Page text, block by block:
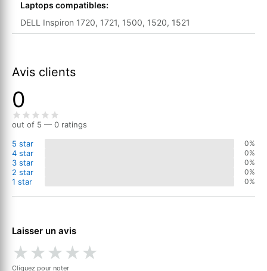
Laptops compatibles:
DELL Inspiron 1720, 1721, 1500, 1520, 1521
Avis clients
0
out of 5 — 0 ratings
5 star
0%
4 star 0%
3 star 0%
2 star 0%
1 star 0%
Laisser un avis
★★★★★
Cliquez pour noter